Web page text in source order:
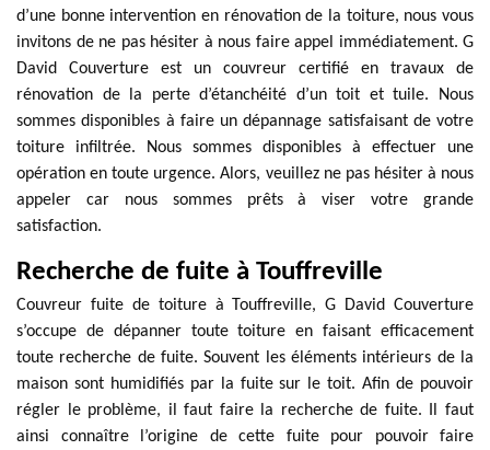
d’une bonne intervention en rénovation de la toiture, nous vous
invitons de ne pas hésiter à nous faire appel immédiatement. G
David Couverture est un couvreur certifié en travaux de
rénovation de la perte d’étanchéité d’un toit et tuile. Nous
sommes disponibles à faire un dépannage satisfaisant de votre
toiture infiltrée. Nous sommes disponibles à effectuer une
opération en toute urgence. Alors, veuillez ne pas hésiter à nous
appeler car nous sommes prêts à viser votre grande
satisfaction.
Recherche de fuite à Touffreville
Couvreur fuite de toiture à Touffreville, G David Couverture
s’occupe de dépanner toute toiture en faisant efficacement
toute recherche de fuite. Souvent les éléments intérieurs de la
maison sont humidifiés par la fuite sur le toit. Afin de pouvoir
régler le problème, il faut faire la recherche de fuite. Il faut
ainsi connaître l’origine de cette fuite pour pouvoir faire